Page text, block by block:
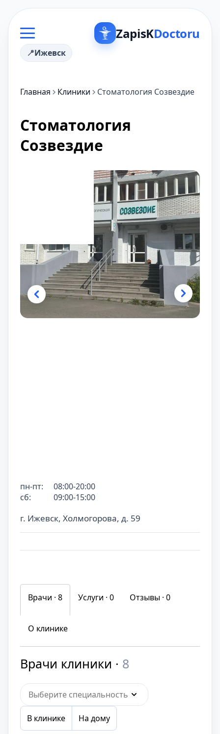
ZapisKDoctoru
Ижевск
Главная Клиники Стоматология Созвездие
Стоматология
Созвездие
г. Ижевск, Холмогорова, д. 59
пн-пт:
08:00-20:00
сб:
09:00-15:00
Врачи · 8 Услуги · 0 Отзывы · 0
О клинике
Врачи клиники · 8
Выберите специальность
В клинике На дому